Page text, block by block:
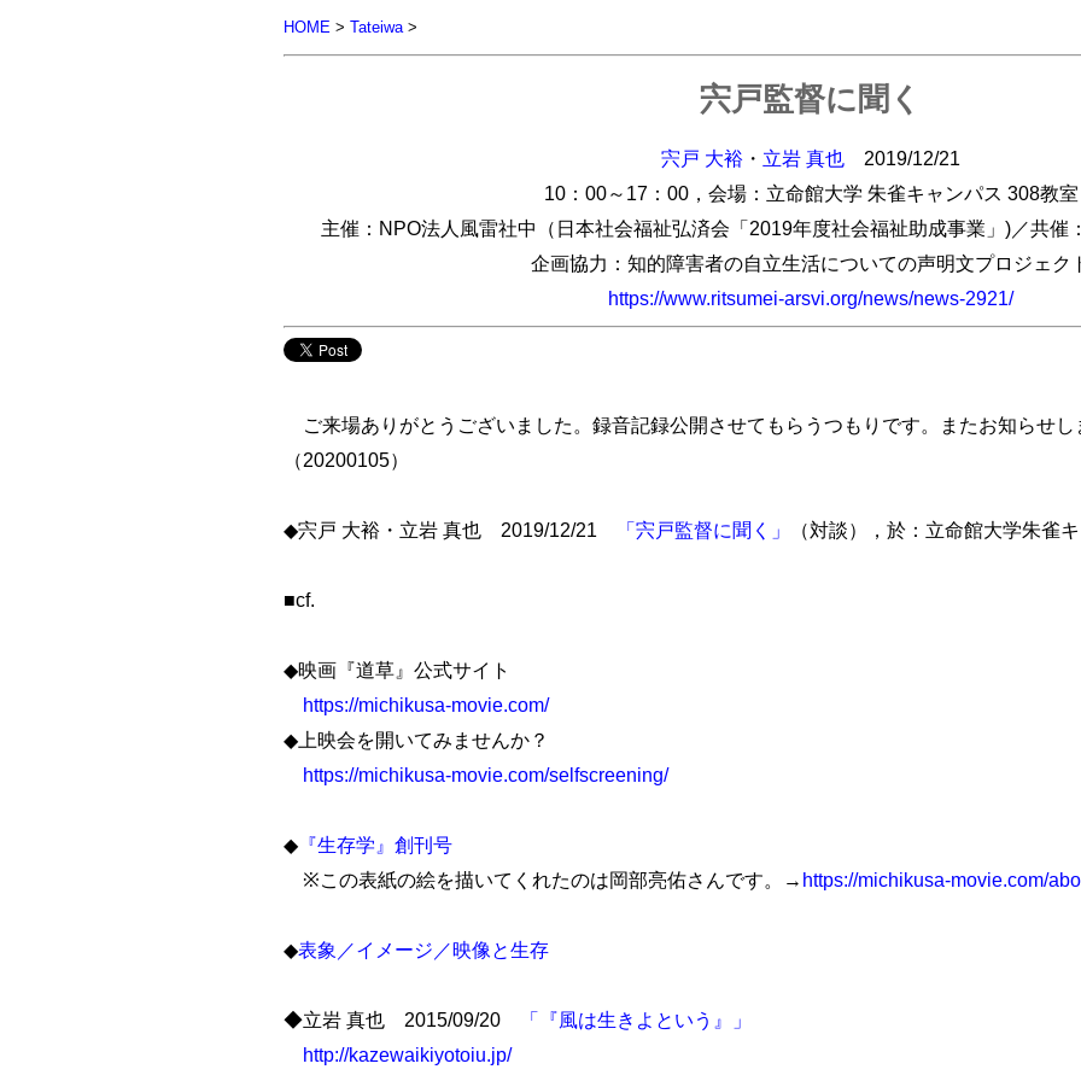
HOME> Tateiwa>
宍戸監督に聞く
宍戸 大裕 ・ 立岩 真也
2019/12/21
10：00～17：00，会場：立命館大学 朱雀キャンパス 308教室
主催：NPO法人風雷社中（日本社会福祉弘済会「2019年度社会福祉助成事業」)／共催
企画協力：知的障害者の自立生活についての声明文プロジェク
https://www.ritsumei-arsvi.org/news/news-2921/
ご来場ありがとうございました。録音記録公開させてもらうつもりです。またお知らせ
（20200105）
◆宍戸 大裕・立岩 真也 2019/12/21 「宍戸監督に聞く」 （対談），於：立命館大学朱雀
■cf.
◆映画『道草』公式サイト
https://michikusa-movie.com/
◆上映会を開いてみませんか？
https://michikusa-movie.com/selfscreening/
◆『生存学』創刊号
※この表紙の絵を描いてくれたのは岡部亮佑さんです。→ https://michikusa-movie.com/
◆表象／イメージ／映像と生存
◆立岩 真也 2015/09/20
「『風は生きよという』」
http://kazewaikiyotoiu.jp/